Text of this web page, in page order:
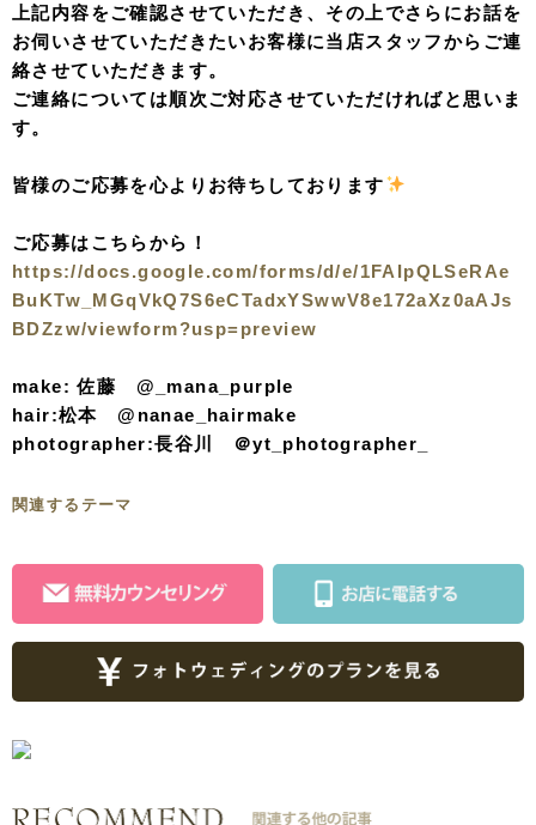
上記内容をご確認させていただき、その上でさらにお話を
お伺いさせていただきたいお客様に当店スタッフからご連
絡させていただきます。
ご連絡については順次ご対応させていただければと思いま
す。
皆様のご応募を心よりお待ちしております
ご応募はこちらから！
https://docs.google.com/forms/d/e/1FAIpQLSeRAe
BuKTw_MGqVkQ7S6eCTadxYSwwV8e172aXz0aAJs
BDZzw/viewform?usp=preview
make: 佐藤 @_mana_purple
hair:松本 @nanae_hairmake
photographer:長谷川 ＠yt_photographer_
関連するテーマ